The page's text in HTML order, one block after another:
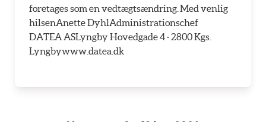
foretages som en vedtægtsændring. Med venlig
hilsenAnette DyhlAdministrationschef
DATEA ASLyngby Hovedgade 4 · 2800 Kgs.
Lyngbywww.datea.dk